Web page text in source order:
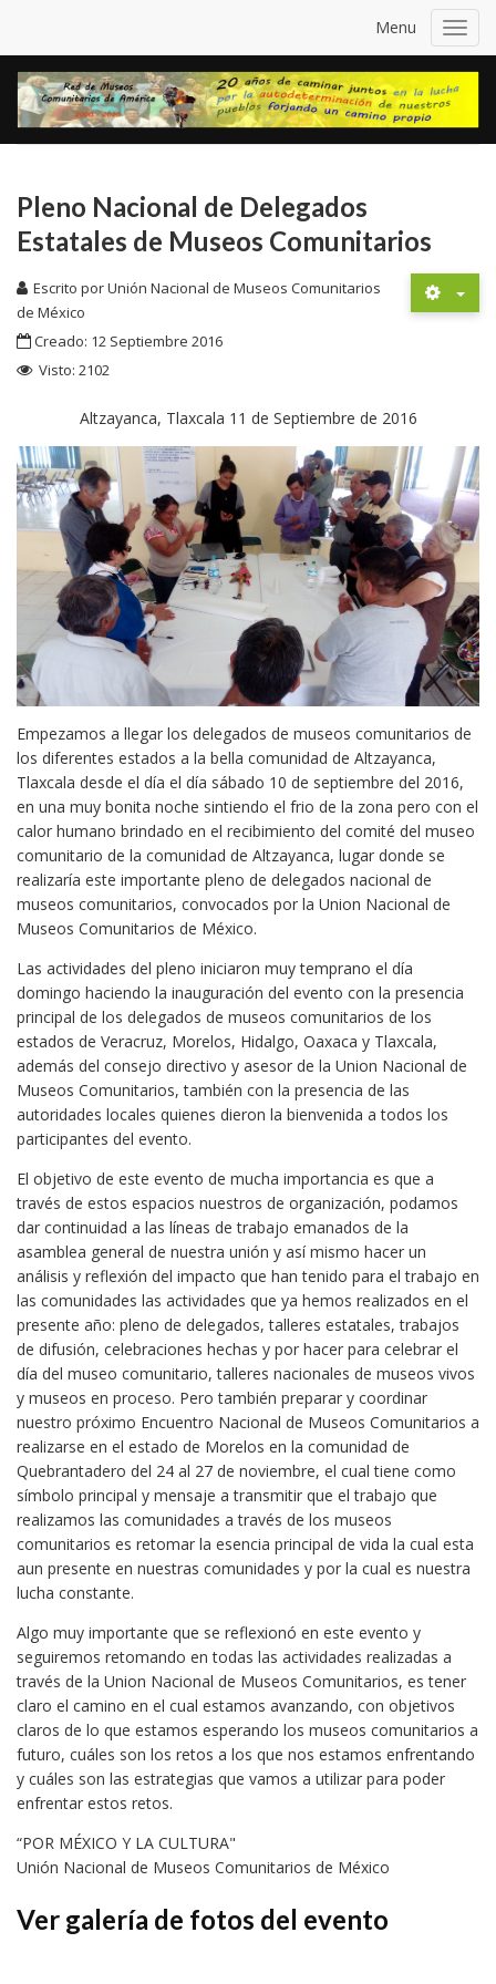
Menu
Pleno Nacional de Delegados
Estatales de Museos Comunitarios
Escrito porUnión Nacional de Museos Comunitarios
de México
Creado: 12 Septiembre 2016
Visto: 2102
Altzayanca, Tlaxcala 11 de Septiembre de 2016
Empezamos a llegar los delegados de museos comunitarios de
los diferentes estados a la bella comunidad de Altzayanca,
Tlaxcala desde el día el día sábado 10 de septiembre del 2016,
en una muy bonita noche sintiendo el frio de la zona pero con el
calor humano brindado en el recibimiento del comité del museo
comunitario de la comunidad de Altzayanca, lugar donde se
realizaría este importante pleno de delegados nacional de
museos comunitarios, convocados por la Union Nacional de
Museos Comunitarios de México.
Las actividades del pleno iniciaron muy temprano el día
domingo haciendo la inauguración del evento con la presencia
principal de los delegados de museos comunitarios de los
estados de Veracruz, Morelos, Hidalgo, Oaxaca y Tlaxcala,
además del consejo directivo y asesor de la Union Nacional de
Museos Comunitarios, también con la presencia de las
autoridades locales quienes dieron la bienvenida a todos los
participantes del evento.
El objetivo de este evento de mucha importancia es que a
través de estos espacios nuestros de organización, podamos
dar continuidad a las líneas de trabajo emanados de la
asamblea general de nuestra unión y así mismo hacer un
análisis y reflexión del impacto que han tenido para el trabajo en
las comunidades las actividades que ya hemos realizados en el
presente año: pleno de delegados, talleres estatales, trabajos
de difusión, celebraciones hechas y por hacer para celebrar el
día del museo comunitario, talleres nacionales de museos vivos
y museos en proceso. Pero también preparar y coordinar
nuestro próximo Encuentro Nacional de Museos Comunitarios a
realizarse en el estado de Morelos en la comunidad de
Quebrantadero del 24 al 27 de noviembre, el cual tiene como
símbolo principal y mensaje a transmitir que el trabajo que
realizamos las comunidades a través de los museos
comunitarios es retomar la esencia principal de vida la cual esta
aun presente en nuestras comunidades y por la cual es nuestra
lucha constante.
Algo muy importante que se reflexionó en este evento y
seguiremos retomando en todas las actividades realizadas a
través de la Union Nacional de Museos Comunitarios, es tener
claro el camino en el cual estamos avanzando, con objetivos
claros de lo que estamos esperando los museos comunitarios a
futuro, cuáles son los retos a los que nos estamos enfrentando
y cuáles son las estrategias que vamos a utilizar para poder
enfrentar estos retos.
“POR MÉXICO Y LA CULTURA"
Unión Nacional de Museos Comunitarios de México
Ver galería de fotos del evento